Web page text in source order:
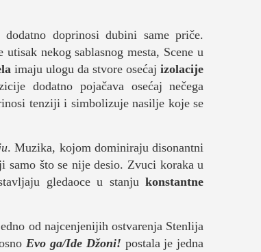
doprinosi dubini same priče.
nekog sablasnog mesta, Scene u
imaju ulogu da stvore osećajizolacije
dodatno pojačava osećaj nečega
tenziji i simbolizuje nasilje koje se
. Muzika, kojom dominiraju disonantni
samo što se nije desio. Zvuci koraka u
gledaoce u stanjukonstantne
od najcenjenijih ostvarenja Stenlija
Evo ga/Ide Džoni! postala je jedna